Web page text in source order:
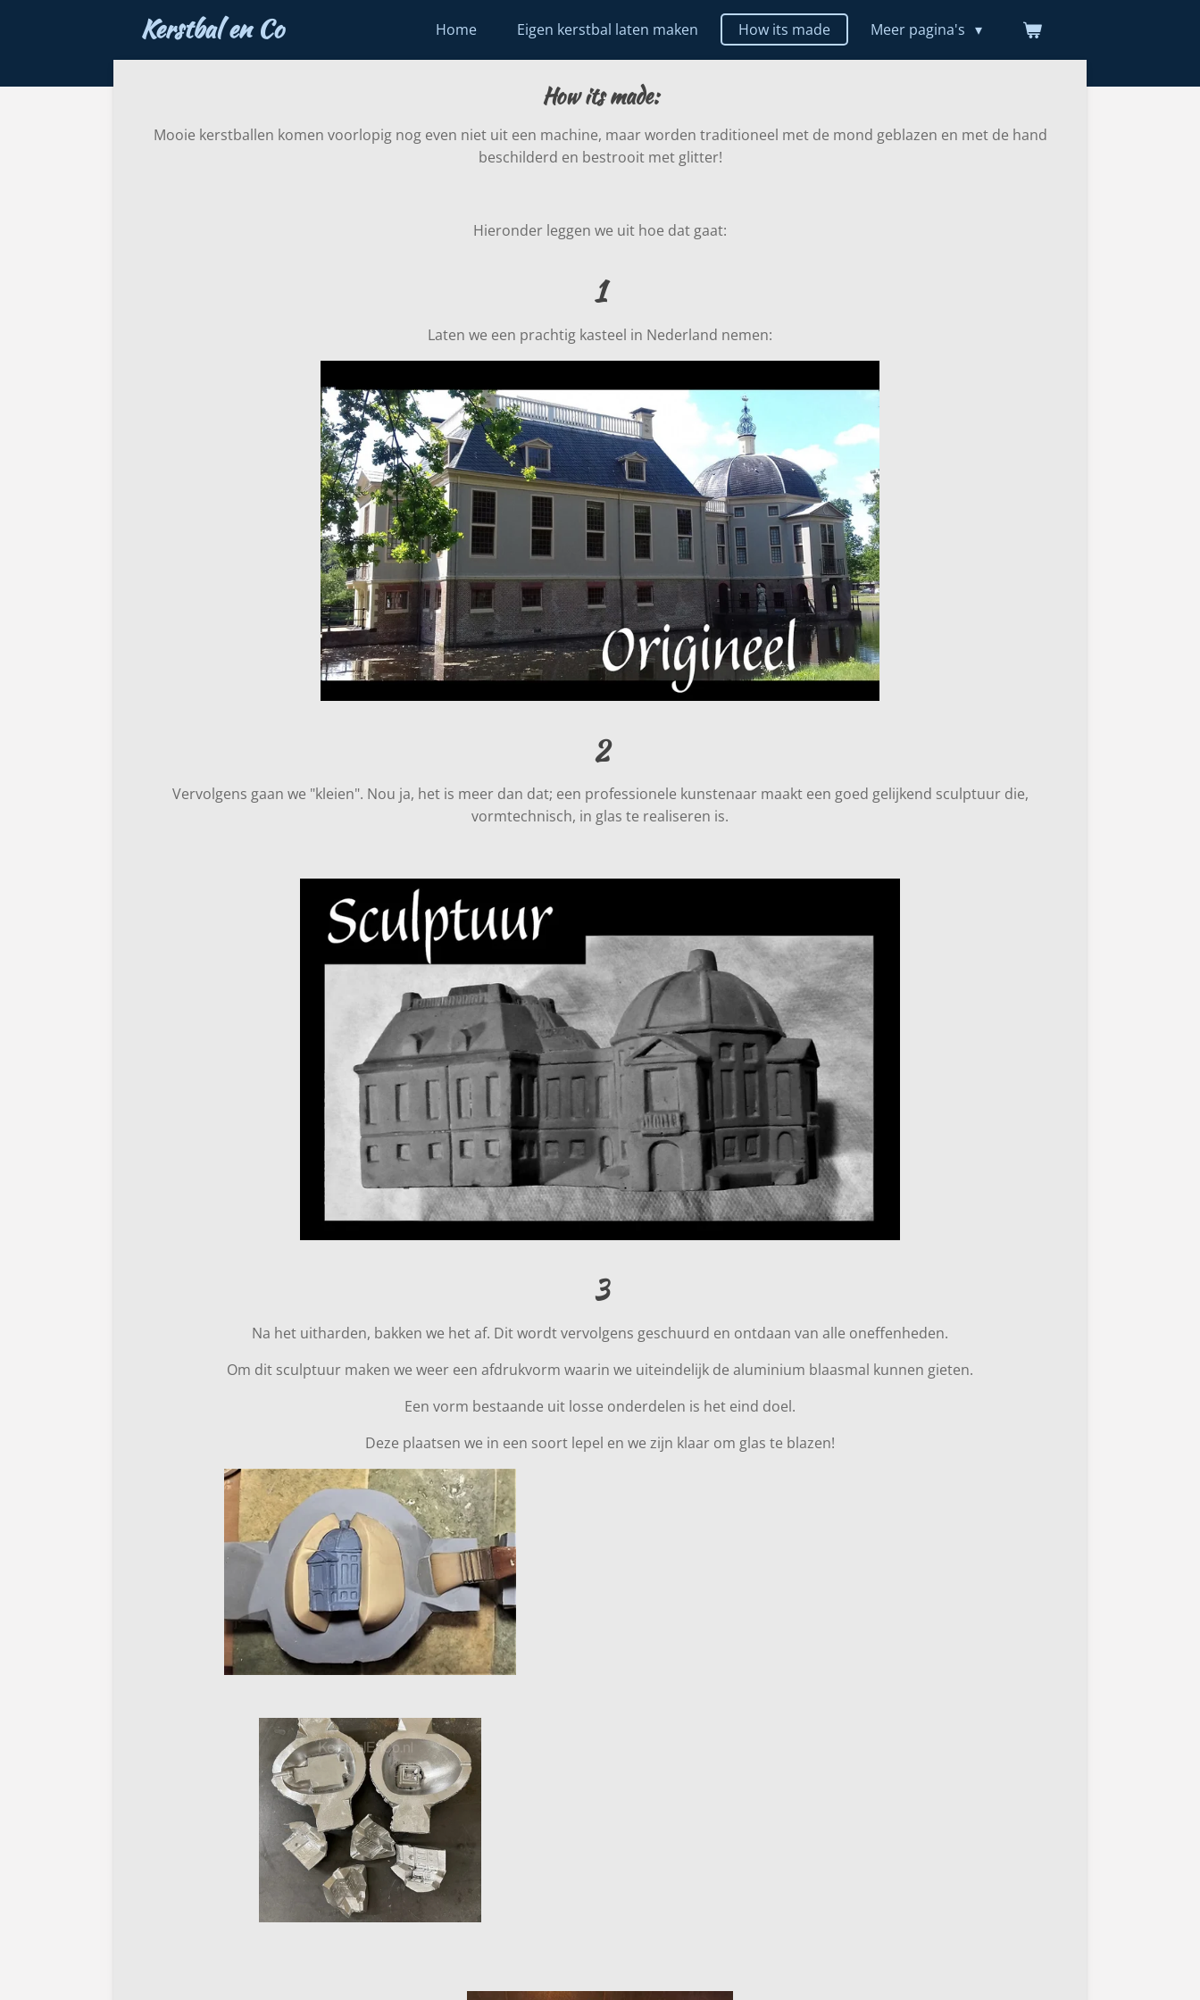
de
Kerstbal en Co Home Eigen kerstbal laten maken How its made Meer pagina's
How its made:
Mooie kerstballen komen voorlopig nog even niet uit een machine, maar worden traditioneel met de mond geblazen en met de hand
beschilderd en bestrooit met glitter!
Hieronder leggen we uit hoe dat gaat:
1
Laten we een prachtig kasteel in Nederland nemen:
2
Vervolgens gaan we "kleien". Nou ja, het is meer dan dat; een professionele kunstenaar maakt een goed gelijkend sculptuur die,
vormtechnisch, in glas te realiseren is.
3
Na het uitharden, bakken we het af. Dit wordt vervolgens geschuurd en ontdaan van alle oneffenheden.
Om dit sculptuur maken we weer een afdrukvorm waarin we uiteindelijk de aluminium blaasmal kunnen gieten.
Een vorm bestaande uit losse onderdelen is het eind doel.
Deze plaatsen we in een soort lepel en we zijn klaar om glas te blazen!